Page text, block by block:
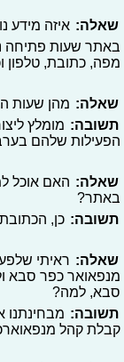
שאלה: איזה מידע
באתר שעות פתיחה
מפה, כתובת, טלפון
שאלה: מהן שעות
תשובה: מומלץ
הפעילות שלהם
שאלה: האם אוכל
באתר?
תשובה: כן,
שאלה: ראיתי
מנפאואר כפר סבא
סבא, למה?
תשובה: מבחינתנו
קבלת קהל